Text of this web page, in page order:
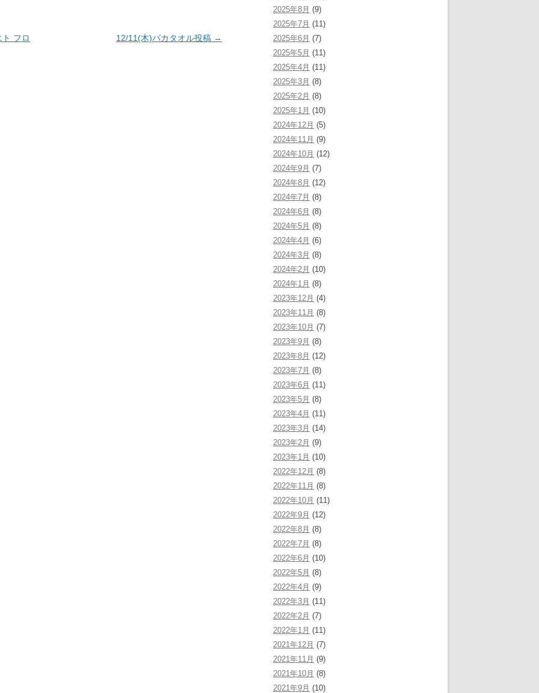
フロ 12/11(木)バカタオル投稿 →
2025年8月 (9)
2025年7月 (11)
2025年6月 (7)
2025年5月 (11)
2025年4月 (11)
2025年3月 (8)
2025年2月 (8)
2025年1月 (10)
2024年12月 (5)
2024年11月 (9)
2024年10月 (12)
2024年9月 (7)
2024年8月 (12)
2024年7月 (8)
2024年6月 (8)
2024年5月 (8)
2024年4月 (6)
2024年3月 (8)
2024年2月 (10)
2024年1月 (8)
2023年12月 (4)
2023年11月 (8)
2023年10月 (7)
2023年9月 (8)
2023年8月 (12)
2023年7月 (8)
2023年6月 (11)
2023年5月 (8)
2023年4月 (11)
2023年3月 (14)
2023年2月 (9)
2023年1月 (10)
2022年12月 (8)
2022年11月 (8)
2022年10月 (11)
2022年9月 (12)
2022年8月 (8)
2022年7月 (8)
2022年6月 (10)
2022年5月 (8)
2022年4月 (9)
2022年3月 (11)
2022年2月 (7)
2022年1月 (11)
2021年12月 (7)
2021年11月 (9)
2021年10月 (8)
2021年9月 (10)